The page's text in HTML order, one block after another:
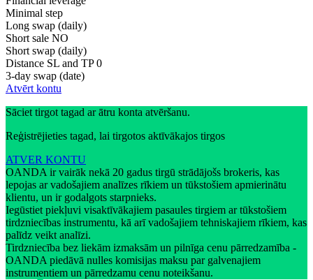
Minimal step
Long swap (daily)
Short sale NO
Short swap (daily)
Distance SL and TP 0
3-day swap (date)
Atvērt kontu
Sāciet tirgot tagad ar ātru konta atvēršanu.
Reģistrējieties tagad, lai tirgotos aktīvākajos tirgos
ATVER KONTU
OANDA ir vairāk nekā 20 gadus tirgū strādājošs brokeris, kas
lepojas ar vadošajiem analīzes rīkiem un tūkstošiem apmierinātu
klientu, un ir godalgots starpnieks.
Iegūstiet piekļuvi visaktīvākajiem pasaules tirgiem ar tūkstošiem
tirdzniecības instrumentu, kā arī vadošajiem tehniskajiem rīkiem, kas
palīdz veikt analīzi.
Tirdzniecība bez liekām izmaksām un pilnīga cenu pārredzamība -
OANDA piedāvā nulles komisijas maksu par galvenajiem
instrumentiem un pārredzamu cenu noteikšanu.